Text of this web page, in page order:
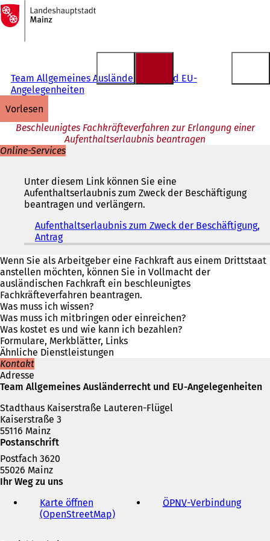
Inhalt anspringen
Zur
Startseite
Team Allgemeines Ausländerrecht und EU-
Angelegenheiten
vorlesen
Beschleunigtes Fachkräfteverfahren zur Erlangung einer
Aufenthaltserlaubnis beantragen
Online-Services
Unter diesem Link können Sie eine
Aufenthaltserlaubnis zum Zweck der Beschäftigung
beantragen und verlängern.
Aufenthaltserlaubnis zum Zweck der Beschäftigung,
Antrag(
Ö
f
f
n
e
t
i
n
e
i
m
e
b
Wenn Sie als Arbeitgeber eine Fachkraft aus einem Drittstaat
anstellen möchten, können Sie in Vollmacht der
ausländischen Fachkraft ein beschleunigtes
Fachkräfteverfahren beantragen.
Was muss ich wissen?
Was muss ich mitbringen oder einreichen?
Was kostet es und wie kann ich bezahlen?
Formulare, Merkblätter, Links
Ähnliche Dienstleistungen
Kontakt
Adresse
Team Allgemeines Ausländerrecht und EU-Angelegenheiten
Stadthaus Kaiserstraße Lauteren-Flügel
Kaiserstraße 3
55116 Mainz
Postanschrift
Postfach 3620
55026 Mainz
Ihr Weg zu uns
Karte öffnen
(OpenStreetMap)(
ÖPNV-Verbindung(